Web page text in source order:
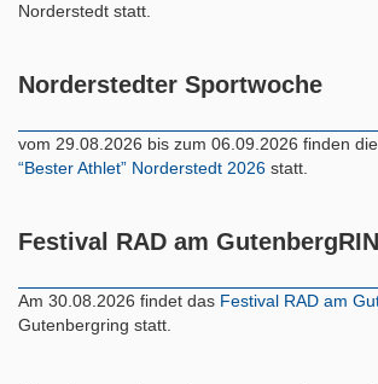
Norderstedt statt.
Norderstedter Sportwoche
vom 29.08.2026 bis zum 06.09.2026 finden
“Bester Athlet” Norderstedt 2026 statt.
Festival RAD am
Am 30.08.2026 findet das Festival RAD am
Gutenbergring statt.